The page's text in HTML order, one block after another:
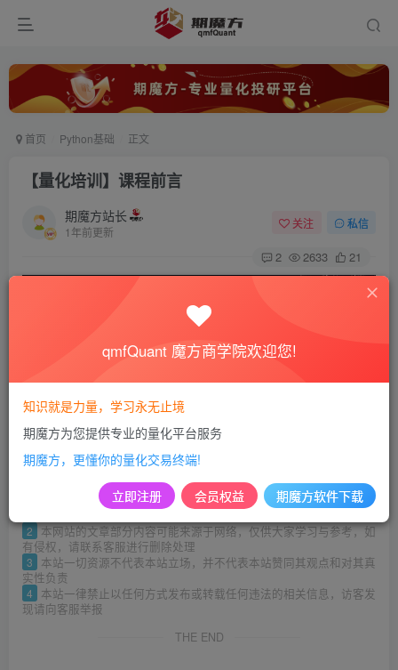
首页 Python基础 正文
【量化培训】课程前言
期魔方站长
1年前更新
关注 私信
2 2633 21
2 本网站的文章部分内容可能来源于网络，仅供大家学习与参考，如
有侵权，请联系客服进行删除处理
3
本站一切资源不代表本站立场，并不代表本站赞同其观点和对其真
实性负责
4
本站一律禁止以任何方式发布或转载任何违法的相关信息，访客发
现请向客服举报
THE END
qmfQuant 魔方商学院欢迎您!
知识就是力量，学习永无止境
期魔方为您提供专业的量化平台服务
期魔方，更懂你的量化交易终端!
立即注册 会员权益 期魔方软件下载